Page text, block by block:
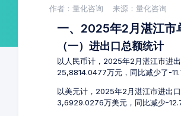
作者：量化咨询 来源：量化咨询
一、2025年2月湛江市
（一）进出口总额统计
以人民币计，2025年2月湛江市进
25,8814.0477万元，同比减少了-
以美元计，2025年2月湛江市进出
3,6929.0276万美元，同比减少-